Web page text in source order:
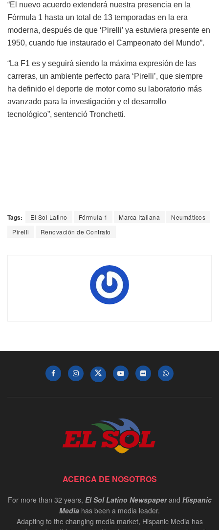
“El nuevo acuerdo extenderá nuestra presencia en la
Fórmula 1 hasta un total de 13 temporadas en la era
moderna, después de que ‘Pirelli’ ya estuviera presente en
1950, cuando fue instaurado el Campeonato del Mundo”.
“La F1 es y seguirá siendo la máxima expresión de las
carreras, un ambiente perfecto para ‘Pirelli’, que siempre
ha definido el deporte de motor como su laboratorio más
avanzado para la investigación y el desarrollo
tecnológico”, sentenció Tronchetti.
Tags: El Sol Latino Fórmula 1 Marca Italiana
Neumáticos
Pirelli
Renovación de Contrato
ACERCA DE NOSOTROS
For more than 32 years, El Sol Latino Newspaperand Hispanic
Media has been a media leader.
Adapting to the changing media market, Hispanic Media has